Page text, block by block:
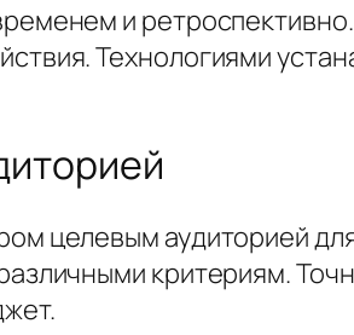
и
Технологиями
целевым аудиторией
критериям.